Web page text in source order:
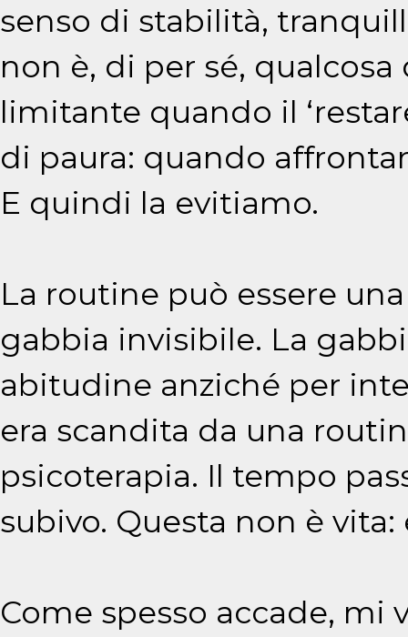
senso di stabilità,
non è, di per sé,
limitante quando il
di paura: quando
E quindi la evitiamo.
La routine può essere
gabbia invisibile. La
abitudine anziché per
era scandita da una
psicoterapia. Il tempo
subivo. Questa non è vita:
Come spesso accade, mi